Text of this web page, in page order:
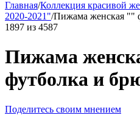
Главная/Коллекция красивой
2020-2021"/Пижама женская ""
1897 из 4587
Пижама
футболка и
Поделитесь своим мнением